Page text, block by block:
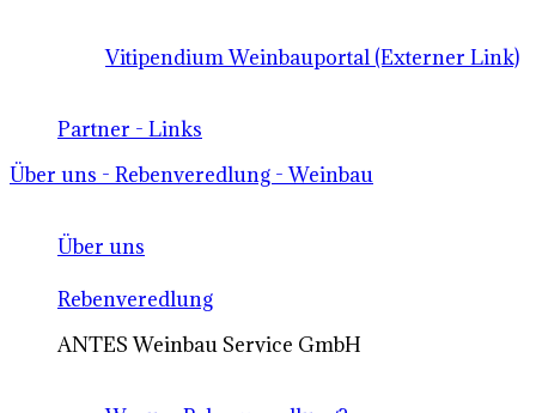
Vitipendium Weinbauportal (Externer Link)
Partner - Links
Über uns - Rebenveredlung - Weinbau
Über uns
Rebenveredlung
ANTES Weinbau Service GmbH